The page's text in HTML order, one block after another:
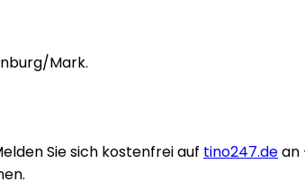
Mark.
Sie sich kostenfrei auf tino247.dean